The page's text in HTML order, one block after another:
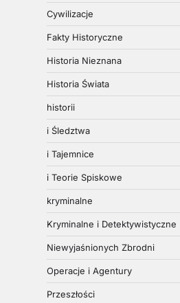
Cywilizacje
Fakty Historyczne
Historia Nieznana
Historia Świata
historii
i Śledztwa
i Tajemnice
i Teorie Spiskowe
kryminalne
Kryminalne i Detektywistyczne
Niewyjaśnionych Zbrodni
Operacje i Agentury
Przeszłości